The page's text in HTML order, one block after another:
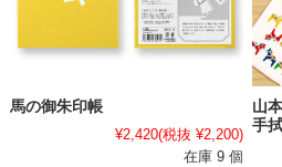
馬の御朱印帳
¥2,420(税抜 ¥2,200)
在庫 9 個
山
手